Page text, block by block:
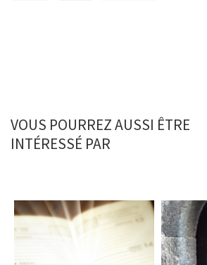
VOUS POURREZ AUSSI ÊTRE
INTÉRESSÉ PAR